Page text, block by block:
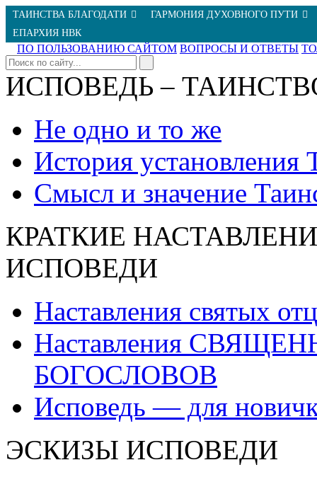
ТАИНСТВА БЛАГОДАТИ
ГАРМОНИЯ ДУХОВНОГО ПУТИ
ЕПАРХИЯ НВК
ПО ПОЛЬЗОВАНИЮ САЙТОМ ВОПРОСЫ И ОТВЕТЫ
ИСПОВЕДЬ –
Не одно и то же
История установления
Смысл и значение
КРАТКИЕ
ИСПОВЕДИ
Наставления святых
Наставления
БОГОСЛОВОВ
Исповедь — для
ЭСКИЗЫ ИСПОВЕДИ